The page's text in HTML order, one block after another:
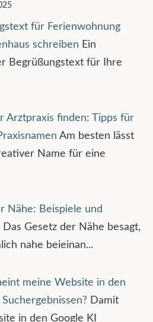
für Ferienwohnung
schreiben Ein
Begrüßungstext für Ihre
Arztpraxis finden: Tipps für
Am besten lässt
Name für eine
Nähe: Beispiele und
Das Gesetz der Nähe besagt,
nahe beieinan...
meine Website in den
Damit
in den Google KI